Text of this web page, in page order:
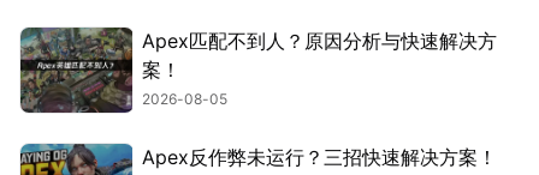
Apex匹配不到人？原因分析与快速解决方
案！
2026-08-05
Apex反作弊未运行？三招快速解决方案！